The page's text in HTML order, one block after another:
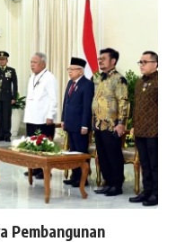
Pembangunan